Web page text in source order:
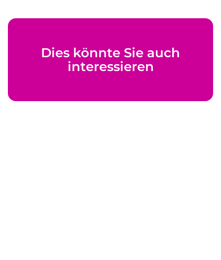
Dies könnte Sie auch
interessieren